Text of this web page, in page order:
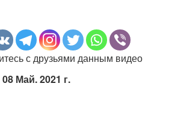
с друзьями данным видео
Май. 2021 г.